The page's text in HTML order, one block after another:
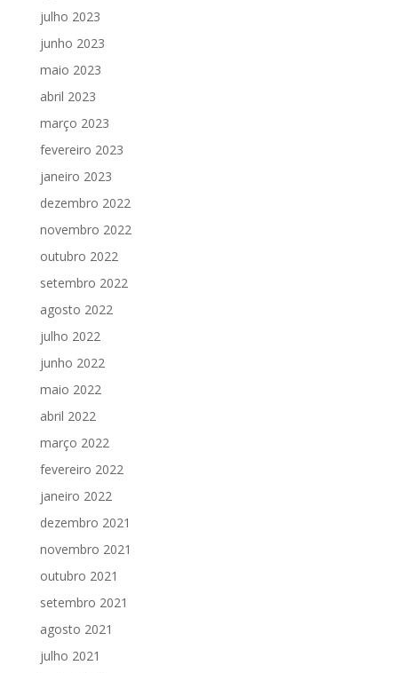
julho 2023
junho 2023
maio 2023
abril 2023
março 2023
fevereiro 2023
janeiro 2023
dezembro 2022
novembro 2022
outubro 2022
setembro 2022
agosto 2022
julho 2022
junho 2022
maio 2022
abril 2022
março 2022
fevereiro 2022
janeiro 2022
dezembro 2021
novembro 2021
outubro 2021
setembro 2021
agosto 2021
julho 2021